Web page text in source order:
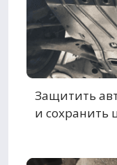
Защитить
и сохранить